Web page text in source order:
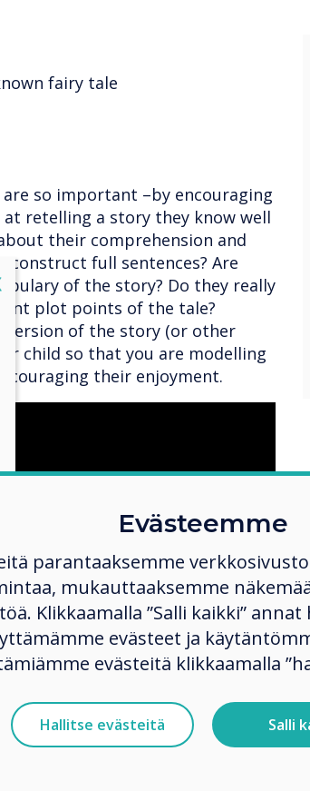
fairy tale
so important –by encouraging
retelling a story they know well
their comprehension and
construct full sentences? Are
of the story? Do they really
plot points of the tale?
version of the story (or other
child so that you are modelling
their enjoyment.
Evästeemme
parantaaksemme
mukauttaaksemme
Klikkaamalla ”Salli kaikki”
evästeet ja
evästeitä klikkaamalla
Hallitse evästeitä Salli